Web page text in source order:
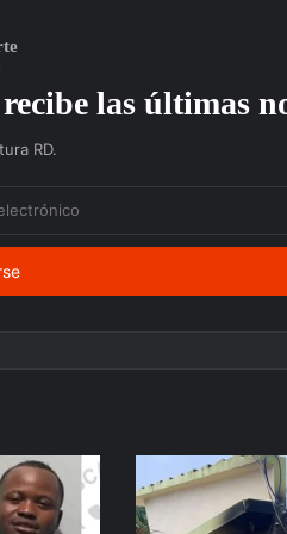
las últimas
RD.